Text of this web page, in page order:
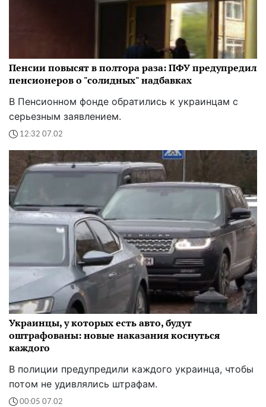
Пенсии повысят в полтора раза: ПФУ предупредил
пенсионеров о "солидных" надбавках
В Пенсионном фонде обратились к украинцам с
серьезным заявлением.
12:32 07.02
Украинцы, у которых есть авто, будут
оштрафованы: новые наказания коснуться
каждого
В полиции предупредили каждого украинца, чтобы
потом не удивлялись штрафам.
00:05 07.02